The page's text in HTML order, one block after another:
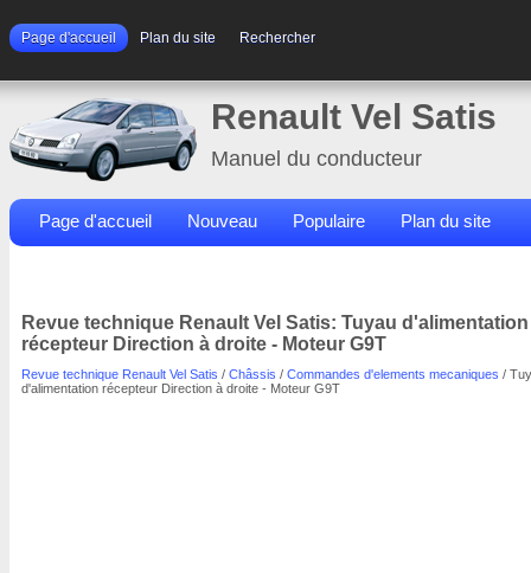
Page d'accueil Plan du site Rechercher
Renault Vel Satis
Manuel du conducteur
Page d'accueil Nouveau Populaire Plan du site
Revue technique Renault Vel Satis: Tuyau d'alimentation
récepteur Direction à droite - Moteur G9T
Revue technique Renault Vel Satis / Châssis / Commandes d'elements mecaniques /
d'alimentation récepteur Direction à droite - Moteur G9T